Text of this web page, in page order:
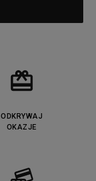
ODKRYWAJ
OKAZJE